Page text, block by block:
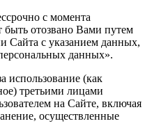
с момента
отозвано Вами путем
Сайта с указанием данных,
данных».
использование (как
третьими лицами
на Сайте, включая
осуществленные